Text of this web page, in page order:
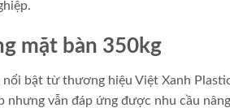
mặt bàn 350kg
bật từ thương hiệu Việt Xanh
vẫn đáp ứng được nhu cầu